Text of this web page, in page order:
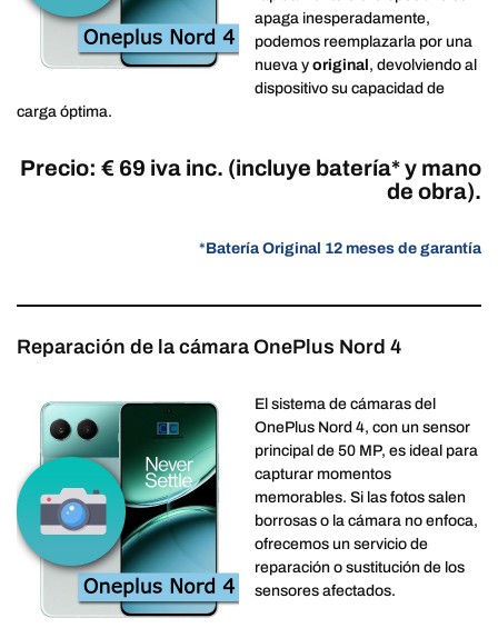
apaga inesperadamente,
podemos reemplazarla por una
nueva y original , devolviendo al
dispositivo su capacidad de
carga óptima.
Precio: € 69 iva inc. (incluye batería* y mano
de obra).
*Batería Original 12 meses de garantía
Reparación de la cámara OnePlus Nord 4
El sistema de cámaras del
OnePlus Nord 4, con un sensor
principal de 50 MP, es ideal para
capturar momentos
memorables. Si las fotos salen
borrosas o la cámara no enfoca,
ofrecemos un servicio de
reparación o sustitución de los
sensores afectados.